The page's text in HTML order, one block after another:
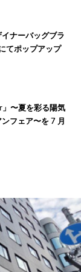
ナーバッグブラ
てポップアップ
」〜夏を彩る陽気
フェア〜を 7 月